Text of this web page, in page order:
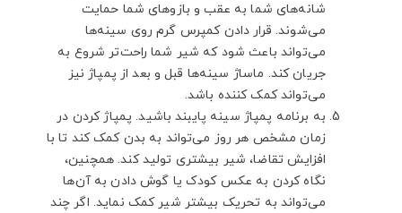
شانه‌های شما به عقب و بازوهای شما حمایت
می‌شوند. قرار دادن کمپرس گرم روی سینه‌ها
می‌تواند باعث شود که شیر شما راحت‌تر شروع به
جریان کند. ماساژ سینه‌ها قبل و بعد از پمپاژ نیز
می‌تواند کمک کننده باشد.
به برنامه پمپاژ سینه پایبند باشید. پمپاژ کردن در
زمان مشخص هر روز می‌تواند به بدن کمک کند تا با
افزایش تقاضا، شیر بیشتری تولید کند. همچنین،
نگاه کردن به عکس کودک یا گوش دادن به آن‌ها
می‌تواند به تحریک بیشتر شیر کمک نماید. اگر چند